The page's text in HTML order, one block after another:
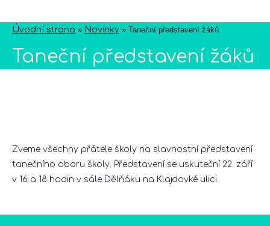
Úvodní strana » Novinky » Taneční představení žáků
Taneční představení žáků
Zveme všechny přátele školy na slavnostní představení
tanečního oboru školy. Představení se uskuteční 22. září
v 16 a 18 hodin v sále Dělňáku na Klajdovké ulici.